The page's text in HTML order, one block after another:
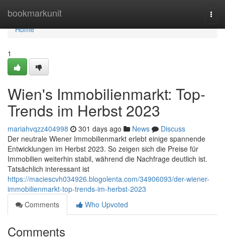
bookmarkunit
Home
Home
1
Wien's Immobilienmarkt: Top-
Trends im Herbst 2023
mariahvqzz404998 301 days ago News
Discuss
Der neutrale Wiener Immobilienmarkt erlebt einige spannende
Entwicklungen im Herbst 2023. So zeigen sich die Preise für
Immobilien weiterhin stabil, während die Nachfrage deutlich ist.
Tatsächlich interessant ist
https://maciescvh034926.blogolenta.com/34906093/der-wiener-
immobilienmarkt-top-trends-im-herbst-2023
Comments
Who Upvoted
Comments